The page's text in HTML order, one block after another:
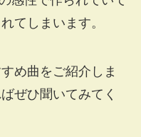
てしまいます。
め曲をご紹介しま
ぜひ聞いてみてく